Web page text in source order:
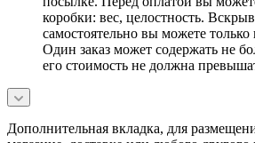
коробки: вес, целостность.
самостоятельно вы можете только
Один заказ может содержать не
его стоимость не должна
Дополнительная вкладка, для